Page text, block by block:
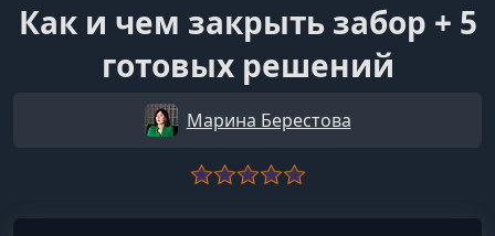
Как и чем закрыть забор + 5
готовых решений
Марина Берестова